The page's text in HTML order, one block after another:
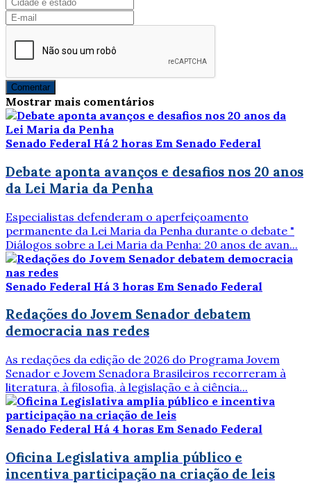
Comentar
Mostrar mais comentários
Senado Federal Há 2 horas Em Senado Federal
Debate aponta avanços e desafios nos 20 anos
da Lei Maria da Penha
Especialistas defenderam o aperfeiçoamento
permanente da Lei Maria da Penha durante o debate "
Diálogos sobre a Lei Maria da Penha: 20 anos de avan...
Senado Federal Há 3 horas Em Senado Federal
Redações do Jovem Senador debatem
democracia nas redes
As redações da edição de 2026 do Programa Jovem
Senador e Jovem Senadora Brasileiros recorreram à
literatura, à filosofia, à legislação e à ciência...
Senado Federal Há 4 horas Em Senado Federal
Oficina Legislativa amplia público e
incentiva participação na criação de leis